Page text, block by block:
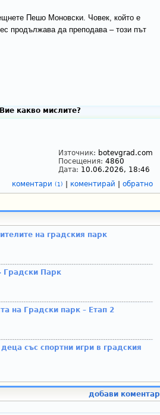
Пешо Моновски. Човек, който е
продължава да преподава – този път
какво мислите?
Източник: botevgrad.com
Посещения: 4860
Дата: 10.06.2026, 18:46
коментари (1) коментирай обратно
на градския парк
Градски Парк
на Градски парк – Етап 2
със спортни игри в градския
добави коментар